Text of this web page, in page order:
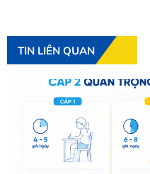
TIN LIÊN QUAN